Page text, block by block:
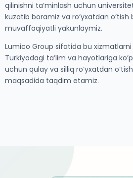
qilinishni ta’minlash uchun
kuzatib boramiz va ro‘yxatdan o‘tish
muvaffaqiyatli yakunlaymiz.
Lumico Group sifatida bu
Turkiyadagi ta’lim va hayotlariga
uchun qulay va silliq ro‘yxatdan
maqsadida taqdim etamiz.